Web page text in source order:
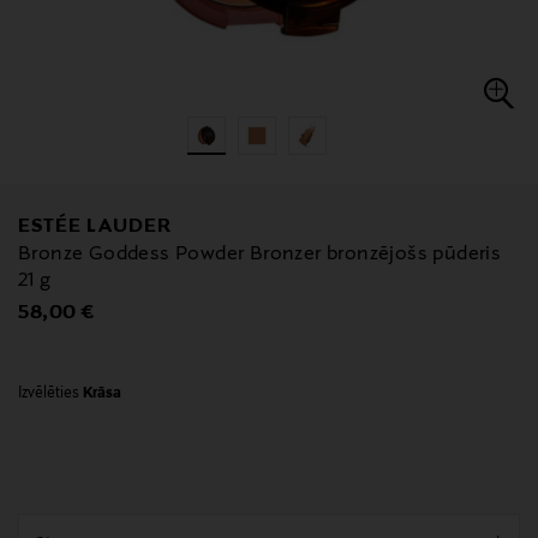
ESTÉE LAUDER
Bronze Goddess Powder Bronzer bronzējošs pūderis
21 g
Original Price
58,00 €
Izvēlēties Krāsa